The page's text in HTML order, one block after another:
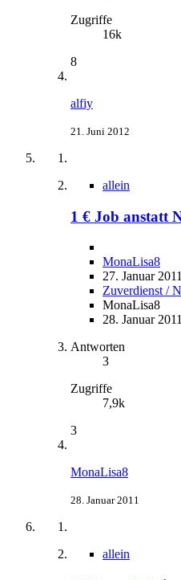
Zugriffe
16k
8
alfiy
21. Juni 2012
allein
1 € Job anstatt
MonaLisa8
27. Januar 2011
Zuverdienst /
MonaLisa8
28. Januar 2011
Antworten
3
Zugriffe
7,9k
3
MonaLisa8
28. Januar 2011
allein